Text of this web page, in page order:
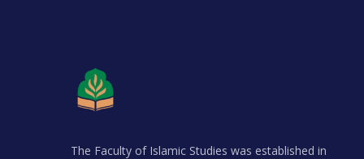
The Faculty of Islamic Studies was established in